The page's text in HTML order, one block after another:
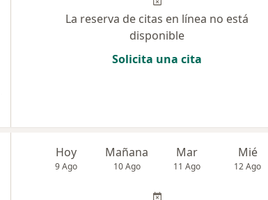
La reserva de citas en línea no está
disponible
Solicita una cita
Hoy
9 Ago
Mañana
10 Ago
Mar
11 Ago
Mié
12 Ago